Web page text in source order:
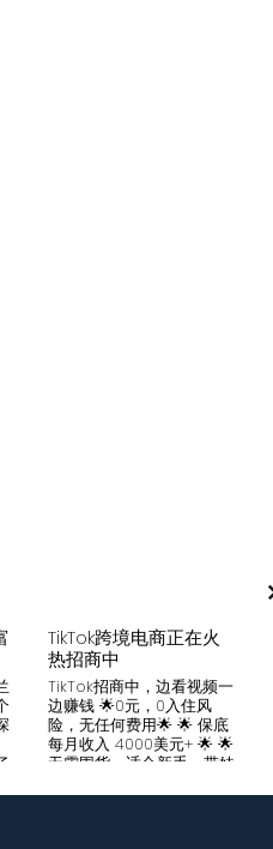
TikTok跨境电商正在火
热招商中
TikTok招商中，边看视频一
边赚钱 🌟0元，0入住风
险，无任何费用🌟 🌟 保底
每月收入 4000美元+ 🌟 🌟
无需囤货，适合新手，带娃
商，有来自世界各地的服